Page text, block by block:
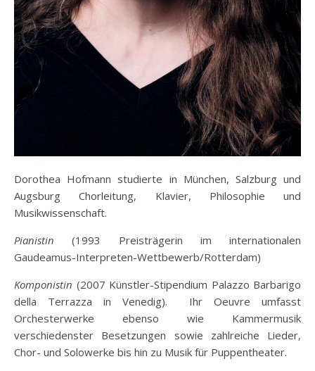
Dorothea Hofmann studierte in München, Salzburg und
Augsburg Chorleitung, Klavier, Philosophie und
Musikwissenschaft.
Pianistin(1993 Preisträgerin im internationalen
Gaudeamus-Interpreten-Wettbewerb/Rotterdam)
Komponistin (2007 Künstler-Stipendium Palazzo Barbarigo
della Terrazza in Venedig).
Ihr Oeuvre umfasst
Orchesterwerke ebenso wie Kammermusik
verschiedenster Besetzungen sowie zahlreiche Lieder,
Chor- und Solowerke bis hin zu Musik für Puppentheater.